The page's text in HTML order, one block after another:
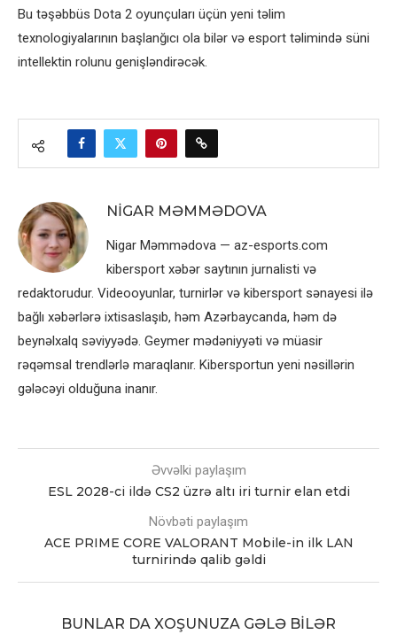
Bu təşəbbüs Dota 2 oyunçuları üçün yeni təlim
texnologiyalarının başlanğıcı ola bilər və esport təlimində süni
intellektin rolunu genişləndirəcək.
NIGAR MƏMMƏDOVA
Nigar Məmmədova — az-esports.com
kibersport xəbər saytının jurnalisti və
redaktorudur. Videooyunlar, turnirlər və kibersport sənayesi ilə
bağlı xəbərlərə ixtisaslaşıb, həm Azərbaycanda, həm də
beynəlxalq səviyyədə. Geymer mədəniyyəti və müasir
rəqəmsal trendlərlə maraqlanır. Kibersportun yeni nəsillərin
gələcəyi olduğuna inanır.
Əvvəlki paylaşım
ESL 2028-ci ildə CS2 üzrə altı iri turnir elan etdi
Növbəti paylaşım
ACE PRIME CORE VALORANT Mobile-in ilk LAN
turnirində qalib gəldi
BUNLAR DA XOŞUNUZA GƏLƏ BILƏR